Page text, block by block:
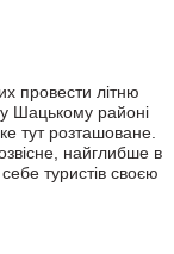
провести літню
у Шацькому районі
тут розташоване.
найглибше в
туристів своєю